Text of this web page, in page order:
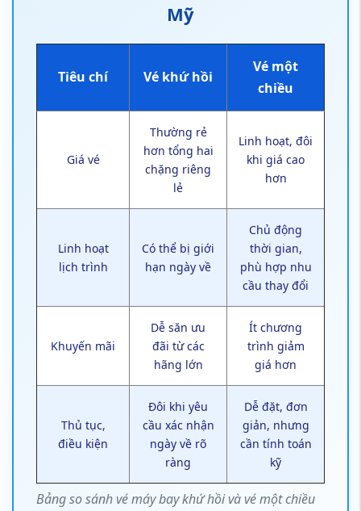
Mỹ
Bảng so sánh vé máy bay khứ hồi và vé một chiều
Tiêu chí Vé khứ hồi
Vé một
chiều
Giá vé
Thường rẻ
hơn tổng hai
chặng riêng
lẻ
Linh hoạt, đôi
khi giá cao
hơn
Linh hoạt
lịch trình
Có thể bị giới
hạn ngày về
Chủ động
thời gian,
phù hợp nhu
cầu thay đổi
Khuyến mãi
Dễ săn ưu
đãi từ các
hãng lớn
Ít chương
trình giảm
giá hơn
Thủ tục,
điều kiện
Đôi khi yêu
cầu xác nhận
ngày về rõ
ràng
Dễ đặt, đơn
giản, nhưng
cần tính toán
kỹ